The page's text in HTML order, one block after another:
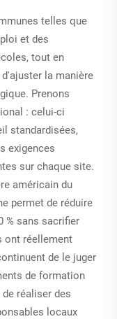
telles que
et des
tout en
la manière
Prenons
: celui-ci
standardisées,
exigences
sur chaque site.
américain du
permet de réduire
% sans sacrifier
ont réellement
de le juger
de formation
réaliser des
locaux